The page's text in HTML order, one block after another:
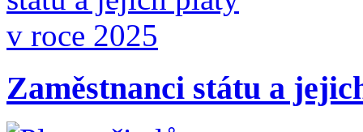
Zaměstnanci státu a